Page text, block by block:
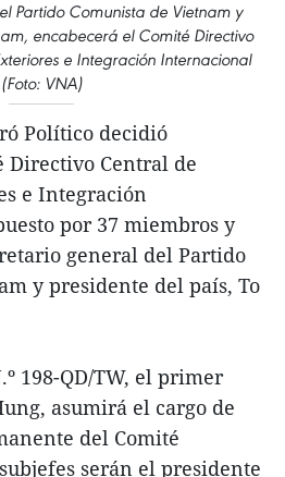
Partido Comunista de Vietnam y
encabecerá el Comité Directivo
e Integración Internacional
(Foto: VNA)
Político decidió
Directivo Central de
e Integración
por 37 miembros y
general del Partido
y presidente del país, To
198-QD/TW, el primer
asumirá el cargo de
del Comité
serán el presidente